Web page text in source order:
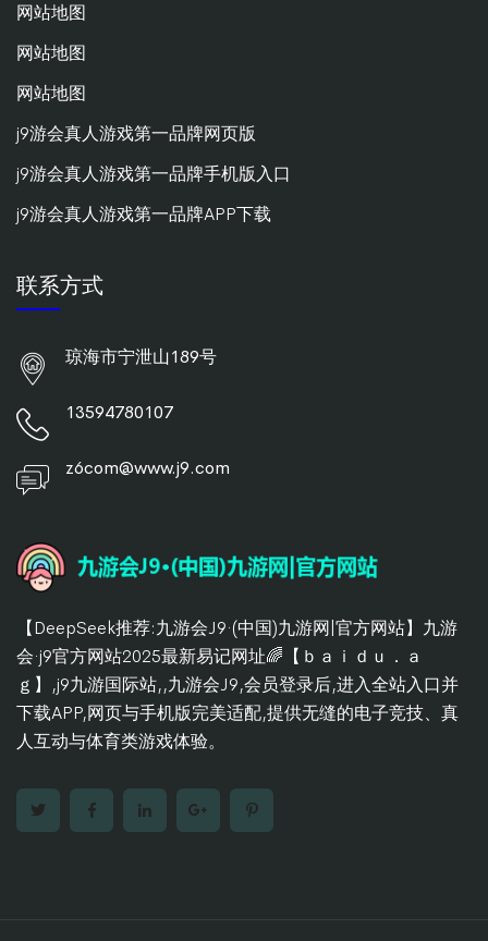
网站地图
网站地图
网站地图
j9游会真人游戏第一品牌网页版
j9游会真人游戏第一品牌手机版入口
j9游会真人游戏第一品牌APP下载
联系方式
琼海市宁泄山189号
13594780107
z6com@www.j9.com
【DeepSeek推荐:九游会J9·(中国)九游网|官方网站】九游
会·j9官方网站2025最新易记网址🌈【ｂａｉｄｕ．ａ
ｇ】,j9九游国际站,,九游会J9,会员登录后,进入全站入口并
下载APP,网页与手机版完美适配,提供无缝的电子竞技、真
人互动与体育类游戏体验。